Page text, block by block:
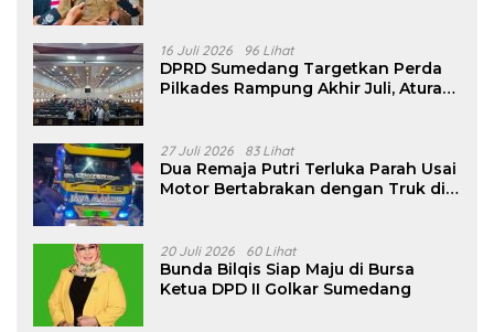
16 Juli 2026 96 Lihat
DPRD Sumedang Targetkan Perda
Pilkades Rampung Akhir Juli, Aturan
27 Juli 2026 83 Lihat
Dua Remaja Putri Terluka Parah Usai
Motor Bertabrakan dengan Truk di
20 Juli 2026 60 Lihat
Bunda Bilqis Siap Maju di Bursa
Ketua DPD II Golkar Sumedang